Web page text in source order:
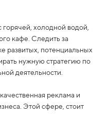
горячей, холодной водой,
кафе. Следить за
развитых, потенциальных
нужную стратегию по
деятельности.
реклама и
Этой сфере, стоит